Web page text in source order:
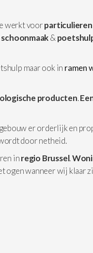
werkt voorparticulieren
schoonmaak&
maar ook in ramen
producten.
er orderlijk en
door netheid.
inregio Brussel.
ogen wanneer wij klaar